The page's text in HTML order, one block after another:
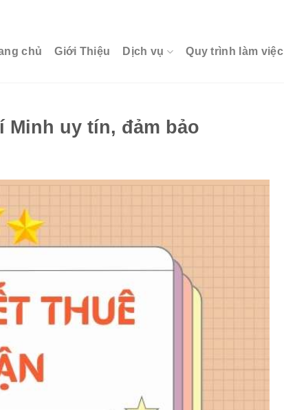
chủ Giới Thiệu Dịch vụ Quy trình làm việc
Minh uy tín, đảm bảo